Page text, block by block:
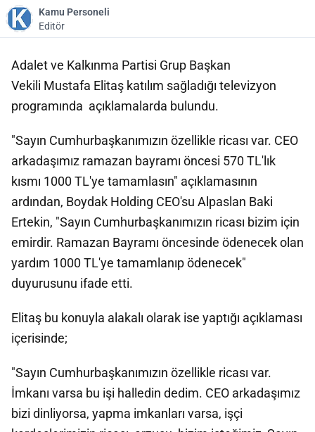
Kamu Personeli
Editör
Adalet ve Kalkınma Partisi Grup Başkan
Vekili Mustafa Elitaş katılım sağladığı televizyon
programında açıklamalarda bulundu.
"Sayın Cumhurbaşkanımızın özellikle ricası var. CEO
arkadaşımız ramazan bayramı öncesi 570 TL'lık
kısmı 1000 TL'ye tamamlasın" açıklamasının
ardından, Boydak Holding CEO'su Alpaslan Baki
Ertekin, "Sayın Cumhurbaşkanımızın ricası bizim için
emirdir. Ramazan Bayramı öncesinde ödenecek olan
yardım 1000 TL'ye tamamlanıp ödenecek"
duyurusunu ifade etti.
Elitaş bu konuyla alakalı olarak ise yaptığı açıklaması
içerisinde;
"Sayın Cumhurbaşkanımızın özellikle ricası var.
İmkanı varsa bu işi halledin dedim. CEO arkadaşımız
bizi dinliyorsa, yapma imkanları varsa, işçi